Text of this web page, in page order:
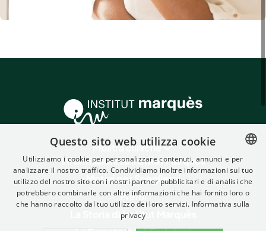
Mostra cliniche
Informazioni su Institut Marquès
Motivi per Sceglierci
Premi
La Storia di Institut Marquès
SPANISH
FRENCH
Questo sito web utilizza cookie
Utilizziamo i cookie per personalizzare contenuti, annunci e per
analizzare il nostro traffico. Condividiamo inoltre informazioni sul tuo
utilizzo del nostro sito con i nostri partner pubblicitari e di analisi che
potrebbero combinarle con altre informazioni che hai fornito loro o
che hanno raccolto dal tuo utilizzo dei loro servizi. Informativa sulla
privacy